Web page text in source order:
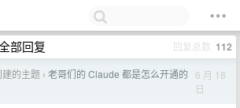
部回复 回复总数 112
的主题 › 老哥们的 Claude 都是怎么开通的
6 月 18
日